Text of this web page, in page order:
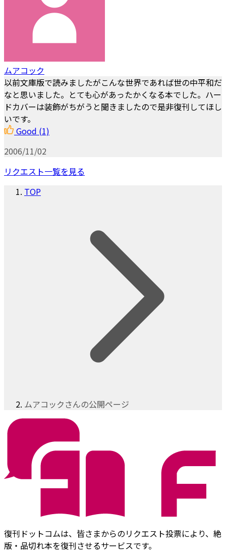
ムアコック
以前文庫版で読みましたがこんな世界であれば世の中平和だ
なと思いました。とても心があったかくなる本でした。ハー
ドカバーは装飾がちがうと聞きましたので是非復刊してほし
いです。
Good (1)
2006/11/02
リクエスト一覧を見る
TOP
ムアコックさんの公開ページ
復刊ドットコムは、皆さまからのリクエスト投票により、絶
版・品切れ本を復刊させるサービスです。